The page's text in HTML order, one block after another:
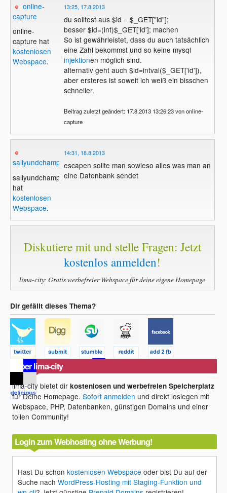
online-
capture
online-
capture hat
kostenlosen
Webspace.
13:25, 17.8.2013
du solltest aus $id = $_GET["id"];
besser $id=(int)$_GET['id']; machen
So ist gewährleistet, dass du auch tatsächlich
eine Zahl bekommst und so keine mysql
injektionen möglich sind.
alternativ geht auch $id=intval($_GET['id']),
aber ersteres ist soweit ich weiß ein bisschen
schneller.
Beitrag zuletzt geändert: 17.8.2013 13:26:23 von online-
capture
sallyundchamp
sallyundchamp
hat
kostenlosen
Webspace.
14:31, 18.8.2013
escapen sollte man sowieso alles was man an
eine Datenbank sendet
Diskutiere mit und stelle Fragen: Jetzt
kostenlos anmelden!
lima-city: Gratis werbefreier Webspace für deine eigene Homepage
Dir gefällt dieses Thema?
Über lima-city
lima-city bietet dirkostenlosen und werbefreien Speicherplatz
für Deine Homepage.Sofort anmelden und direkt loslegen mit
Webspace, PHP, Datenbanken, günstigen Domains und einer
tollen Community!
Login zum Webhosting ohne Werbung!
Hast Du schonkostenlosen Webspace oder bist Du auf der
Suche nachWordPress-Hosting mit Staging-Funktion und